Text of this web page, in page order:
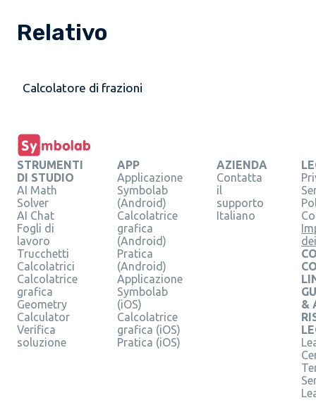
Relativo
Calcolatore di frazioni
STRUMENTI
DI STUDIO
AI Math
Solver
AI Chat
Fogli di
lavoro
Trucchetti
Calcolatrici
Calcolatrice
grafica
Geometry
Calculator
Verifica
soluzione
APP
Applicazione
Symbolab
(Android)
Calcolatrice
grafica
(Android)
Pratica
(Android)
Applicazione
Symbolab
(iOS)
Calcolatrice
grafica (iOS)
Pratica (iOS)
AZIENDA
Contatta
il
supporto
Italiano
&